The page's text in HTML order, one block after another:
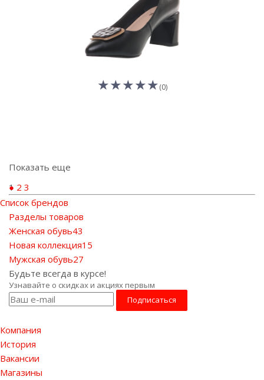
(0)
Показать еще
1 2 3
Список брендов
Разделы товаров
Женская обувь43
Новая коллекция15
Мужская обувь27
Будьте всегда в курсе!
Узнавайте о скидках и акциях первым
Компания
История
Вакансии
Магазины